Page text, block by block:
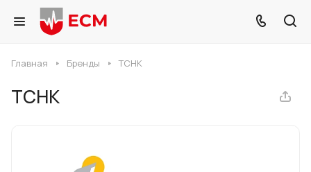
Главная Бренды ТСНК
ТСНК